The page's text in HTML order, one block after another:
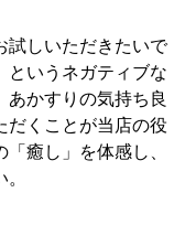
試しいただきたいで
というネガティブな
あかすりの気持ち良
だくことが当店の役
癒し」を体感し、